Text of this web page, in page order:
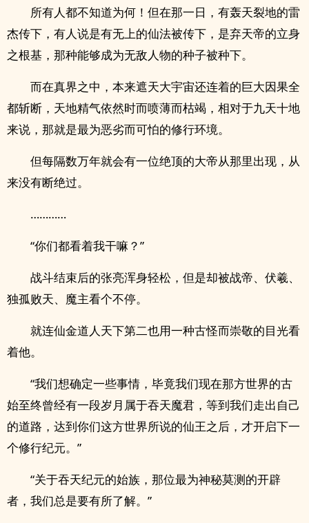
所有人都不知道为何！但在那一日，有轰天裂地的雷
杰传下，有人说是有无上的仙法被传下，是弃天帝的立身
之根基，那种能够成为无敌人物的种子被种下。
而在真界之中，本来遮天大宇宙还连着的巨大因果全
都斩断，天地精气依然时而喷薄而枯竭，相对于九天十地
来说，那就是最为恶劣而可怕的修行环境。
但每隔数万年就会有一位绝顶的大帝从那里出现，从
来没有断绝过。
…………
“你们都看着我干嘛？”
战斗结束后的张亮浑身轻松，但是却被战帝、伏羲、
独孤败天、魔主看个不停。
就连仙金道人天下第二也用一种古怪而崇敬的目光看
着他。
“我们想确定一些事情，毕竟我们现在那方世界的古
始至终曾经有一段岁月属于吞天魔君，等到我们走出自己
的道路，达到你们这方世界所说的仙王之后，才开启下一
个修行纪元。”
“关于吞天纪元的始族，那位最为神秘莫测的开辟
者，我们总是要有所了解。”